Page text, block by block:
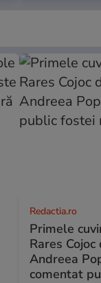
Redactia.ro
Primele
Rares
Andreea
comentat